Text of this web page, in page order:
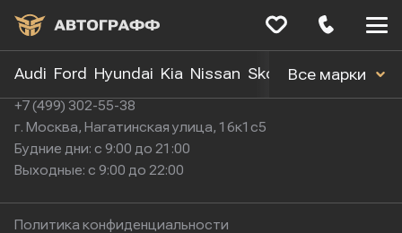
Audi Ford Hyundai Kia Nissan Skoda Toyota
Все марки
+7 (499) 302-55-38
г. Москва, Нагатинская улица, 16к1с5
Будние дни: с 9:00 до 21:00
Выходные: с 9:00 до 22:00
Политика конфиденциальности